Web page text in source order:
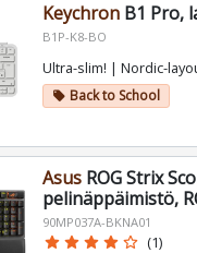
KeychronB1 Pro,
B1P-K8-BO
Ultra-slim! | Nordic-
local_offer Back to School
AsusROG Strix
pelinäppäimistö,
90MP037A-BKNA01
star star star star star_border (1)